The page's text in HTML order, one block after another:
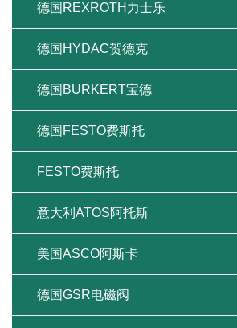
德国REXROTH力士乐
德国HYDAC贺德克
德国BURKERT宝德
德国FESTO费斯托
FESTO费斯托
意大利ATOS阿托斯
美国ASCO阿斯卡
德国GSR电磁阀